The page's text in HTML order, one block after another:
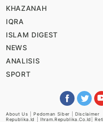
KHAZANAH
IQRA
ISLAM DIGEST
NEWS
ANALISIS
SPORT
About Us Pedoman Siber
Disclaimer
Republika.id
Ihram.republika.co.id